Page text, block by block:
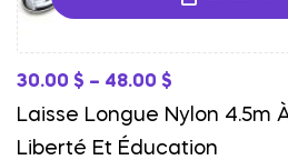
30.00 $ – 48.00 $
Laisse Longue Nylon 4.5m
Liberté Et Éducation